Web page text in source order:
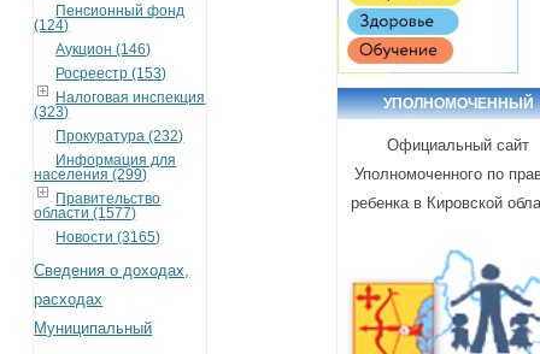
Пенсионный фонд
(124)
Аукцион (146)
Росреестр (153)
Налоговая инспекция
(323)
Прокуратура (232)
Информация для
населения (299)
Правительство
области (1577)
Новости (3165)
Сведения о доходах,
расходах
Муниципальный
УПОЛНОМОЧЕННЫЙ
Официальный сайт
Уполномоченного по
ребенка в Кировской